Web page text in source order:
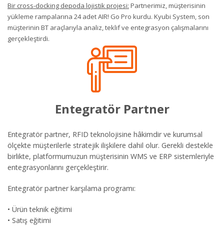
Bir cross-docking depoda lojistik projesi: Partnerimiz, müşterisinin
yükleme rampalarına 24 adet AIR! Go Pro kurdu. Kyubi System, son
müşterinin BT araçlarıyla analiz, teklif ve entegrasyon çalışmalarını
gerçekleştirdi.
Entegratör Partner
Entegratör partner, RFID teknolojisine hâkimdir ve kurumsal
ölçekte müşterilerle stratejik ilişkilere dahil olur. Gerekli destekle
birlikte, platformumuzun müşterisinin WMS ve ERP sistemleriyle
entegrasyonlarını gerçekleştirir.
Entegratör partner karşılama programı:
• Ürün teknik eğitimi
• Satış eğitimi